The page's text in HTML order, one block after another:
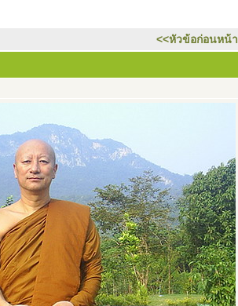
<<หัวข้อก่อนหน้า